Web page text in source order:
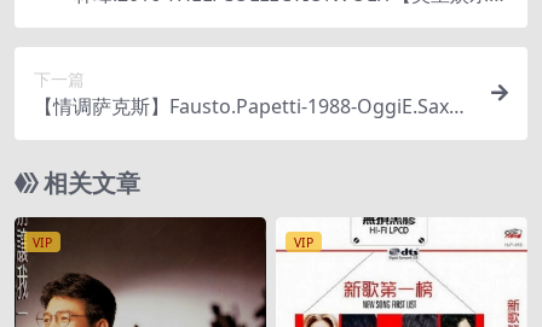
【WAV+CUE
下一篇
【情调萨克斯】Fausto.Papetti-1988-OggiE.Saxre
mo88
相关文章
VIP VIP